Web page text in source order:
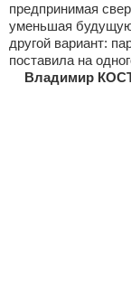
предпринимая
уменьшая
другой вариант:
поставила на
Владимир